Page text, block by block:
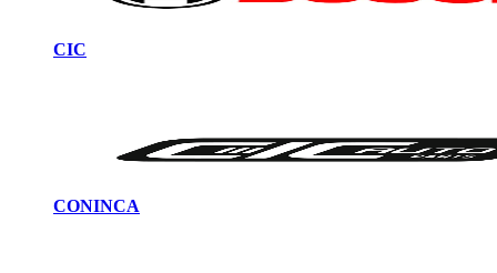
CIC
CONINCA